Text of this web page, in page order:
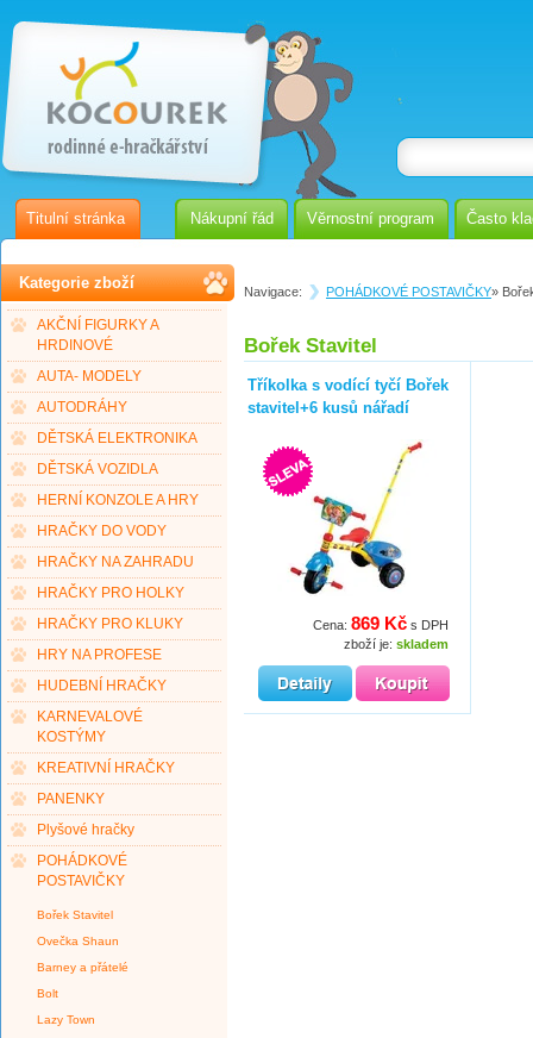
Titulní stránka Nákupní řád Věrnostní program Často
Kategorie zboží
AKČNÍ FIGURKY A
HRDINOVÉ
AUTA- MODELY
AUTODRÁHY
DĚTSKÁ ELEKTRONIKA
DĚTSKÁ VOZIDLA
HERNÍ KONZOLE A HRY
HRAČKY DO VODY
HRAČKY NA ZAHRADU
HRAČKY PRO HOLKY
HRAČKY PRO KLUKY
HRY NA PROFESE
HUDEBNÍ HRAČKY
KARNEVALOVÉ
KOSTÝMY
KREATIVNÍ HRAČKY
PANENKY
Plyšové hračky
POHÁDKOVÉ
POSTAVIČKY
Bořek Stavitel
Ovečka Shaun
Barney a přátelé
Bolt
Lazy Town
Navigace: POHÁDKOVÉ POSTAVIČKY»
Bořek Stavitel
Tříkolka s vodící tyčí Bořek
stavitel+6 kusů nářadí
Cena: 869 Kč s DPH
zboží je: skladem